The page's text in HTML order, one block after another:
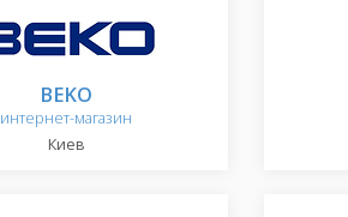
BEKO
интернет-магазин
Киев